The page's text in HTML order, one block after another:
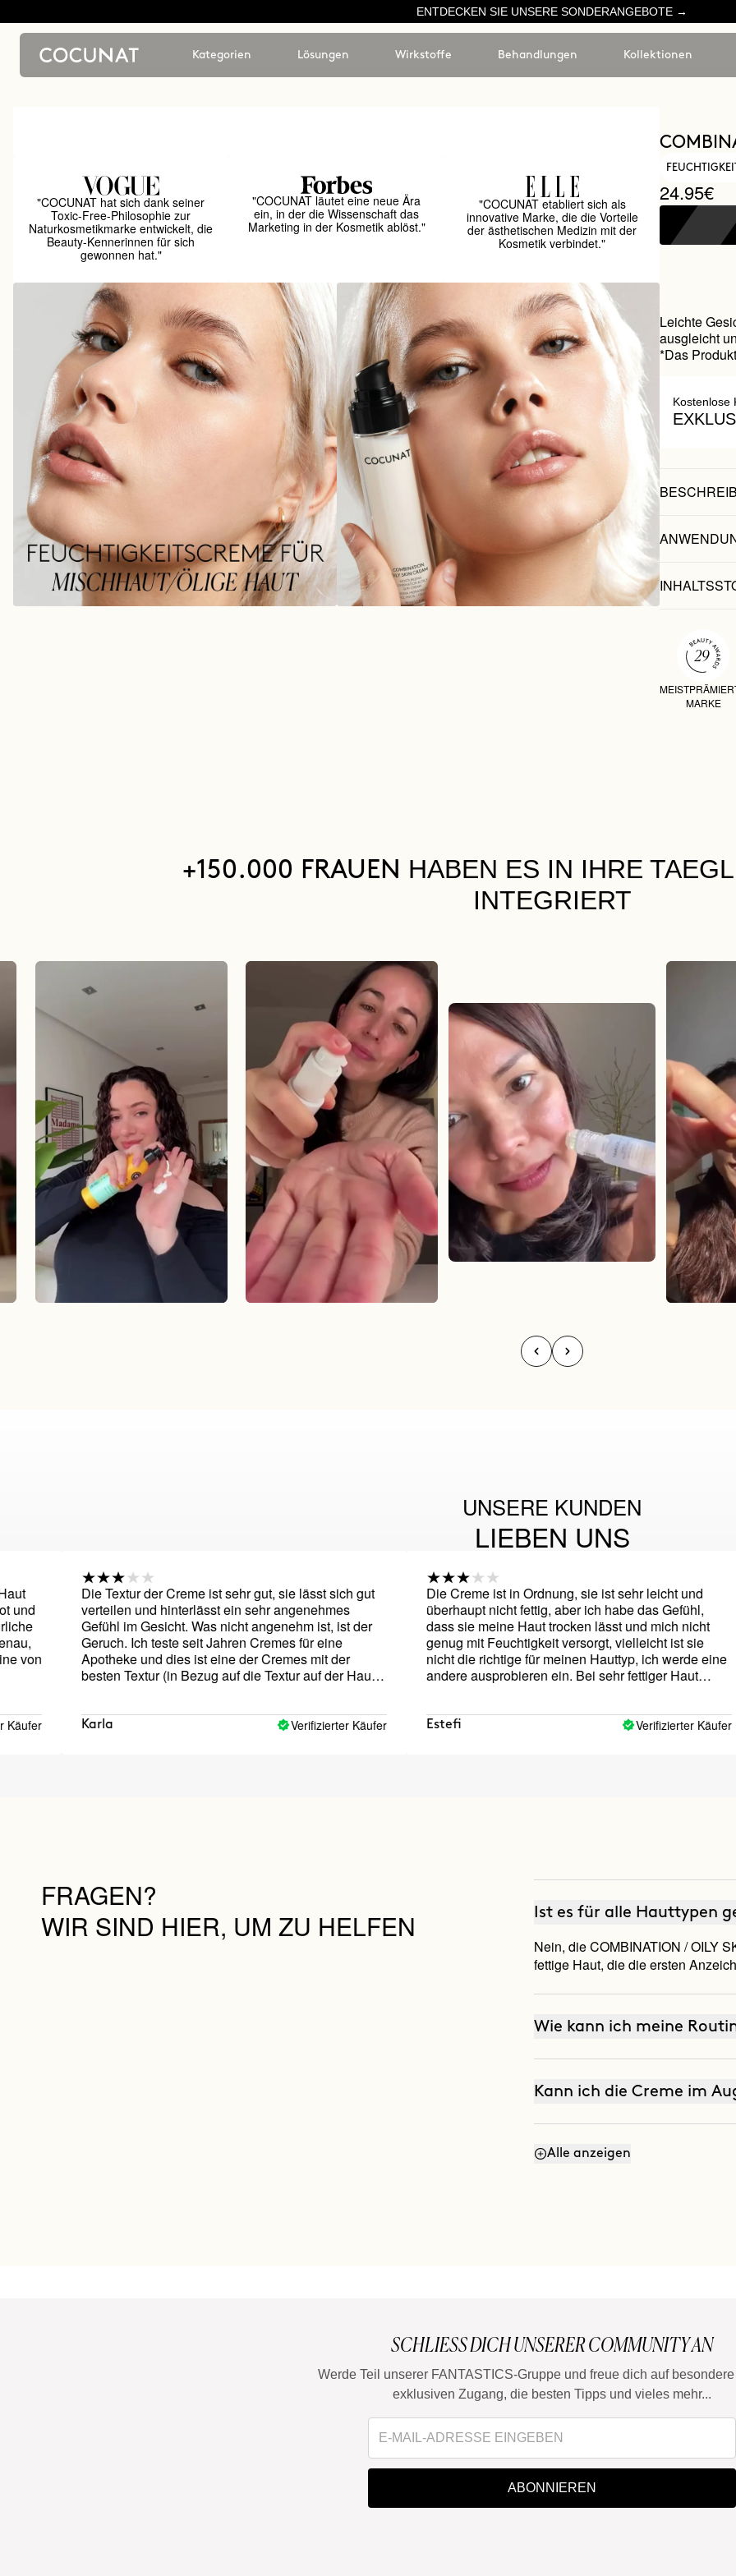
ENTDECKEN SIE UNSERE SONDERANGEBOTE →
Kategorien Lösungen Wirkstoffe Behandlungen Kollektionen
"COCUNAT hat sich dank seiner
Toxic-Free-Philosophie zur
Naturkosmetikmarke entwickelt, die
Beauty-Kennerinnen für sich
gewonnen hat."
"COCUNAT läutet eine neue Ära
ein, in der die Wissenschaft das
Marketing in der Kosmetik ablöst."
"COCUNAT etabliert sich als
innovative Marke, die die Vorteile
der ästhetischen Medizin mit der
Kosmetik verbindet."
24.95€
Leichte
ausgleicht
*Das
Kostenlose
MARKE
+150.000 FRAUEN HABEN ES IN IHRE
INTEGRIERT
UNSERE KUNDEN
LIEBEN UNS
Die Textur der Creme ist sehr gut, sie lässt sich gut
verteilen und hinterlässt ein sehr angenehmes
Gefühl im Gesicht. Was nicht angenehm ist, ist der
Geruch. Ich teste seit Jahren Cremes für eine
Apotheke und dies ist eine der Cremes mit der
besten Textur (in Bezug auf die Textur auf der Haut
gut ein und hinterlässt ein angenehmes und
Karla Verifizierter Käufer
Die Creme ist in Ordnung, sie ist sehr leicht und
überhaupt nicht fettig, aber ich habe das Gefühl,
dass sie meine Haut trocken lässt und mich nicht
genug mit Feuchtigkeit versorgt, vielleicht ist sie
nicht die richtige für meinen Hauttyp, ich werde eine
andere ausprobieren ein. Bei sehr fettiger Haut
Estefi Verifizierter Käufer
FRAGEN?
WIR SIND HIER, UM ZU HELFEN
Ist es für alle Hauttypen
Nein, die COMBINATION / OILY
fettige Haut, die die ersten
Wie kann ich meine
Kann ich die Creme im
Hat es einen LSF oder
Alle anzeigen
SCHLIESS DICH UNSERER COMMUNITY AN
Werde Teil unserer FANTASTICS-Gruppe und freue dich auf
exklusiven Zugang, die besten Tipps und vieles mehr...
ABONNIEREN